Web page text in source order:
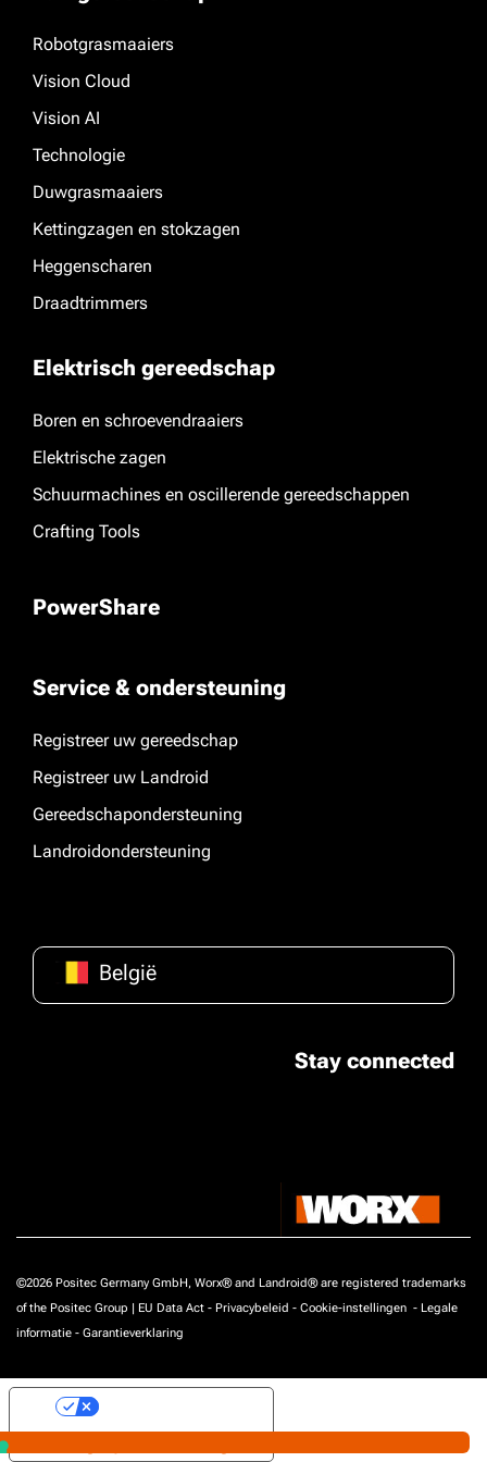
Robotgrasmaaiers
Vision Cloud
Vision AI
Technologie
Duwgrasmaaiers
Kettingzagen en stokzagen
Heggenscharen
Draadtrimmers
Elektrisch gereedschap
Boren en schroevendraaiers
Elektrische zagen
Schuurmachines en oscillerende gereedschappen
Crafting Tools
PowerShare
Service & ondersteuning
Registreer uw gereedschap
Registreer uw Landroid
Gereedschapondersteuning
Landroidondersteuning
België
Stay connected
©2026 Positec Germany GmbH, Worx® and Landroid® are registered trademarks
of the Positec Group | EU Data Act - Privacybeleid - Cookie-instellingen - Legale
informatie - Garantieverklaring
Uw privacy-opties